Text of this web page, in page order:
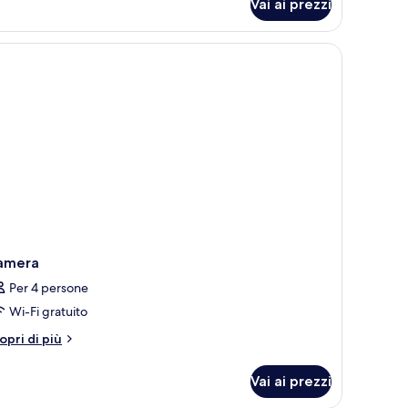
Vai ai prezzi
Per 4 persone
Wi-Fi gratuito
di più
Vai ai prezzi